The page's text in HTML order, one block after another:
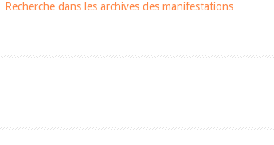
Recherche dans les archives des manifestations